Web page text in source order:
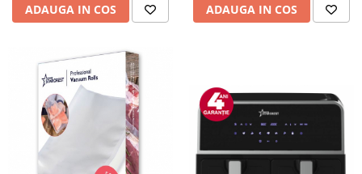
ADAUGA IN COS ADAUGA IN COS